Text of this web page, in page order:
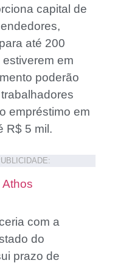
capital de
até 200
em
poderão
empréstimo em
R$ 5 mil.
com a
do
prazo de